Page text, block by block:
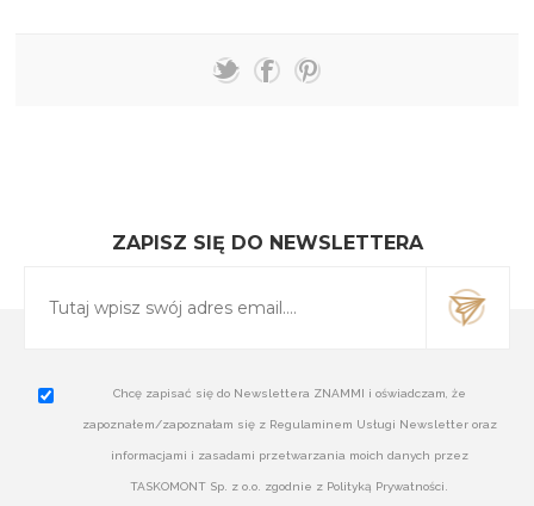
ZAPISZ SIĘ DO NEWSLETTERA
Chcę zapisać się do Newslettera ZNAMMI i oświadczam, że
zapoznałem/zapoznałam się z Regulaminem Usługi Newsletter oraz
informacjami i zasadami przetwarzania moich danych przez
TASKOMONT Sp. z o.o. zgodnie z Polityką Prywatności.